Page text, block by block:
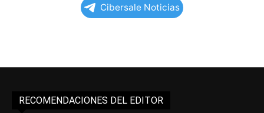
Cibersale Noticias
RECOMENDACIONES DEL EDITOR